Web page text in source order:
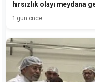
hırsızlık olayı meydana
1 gün önce